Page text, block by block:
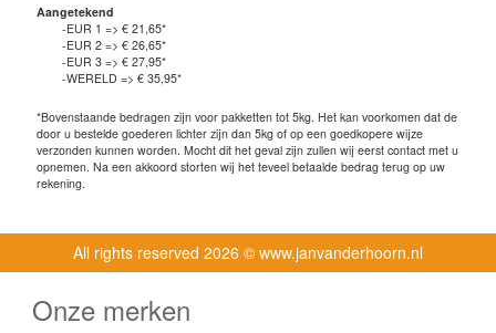
Aangetekend
-EUR 1 => € 21,65*
-EUR 2 => € 26,65*
-EUR 3 => € 27,95*
-WERELD => € 35,95*
*Bovenstaande bedragen zijn voor pakketten tot 5kg. Het kan voorkomen dat de
door u bestelde goederen lichter zijn dan 5kg of op een goedkopere wijze
verzonden kunnen worden. Mocht dit het geval zijn zullen wij eerst contact met u
opnemen. Na een akkoord storten wij het teveel betaalde bedrag terug op uw
rekening.
All rights reserved 2026 © www.janvanderhoorn.nl
Onze merken